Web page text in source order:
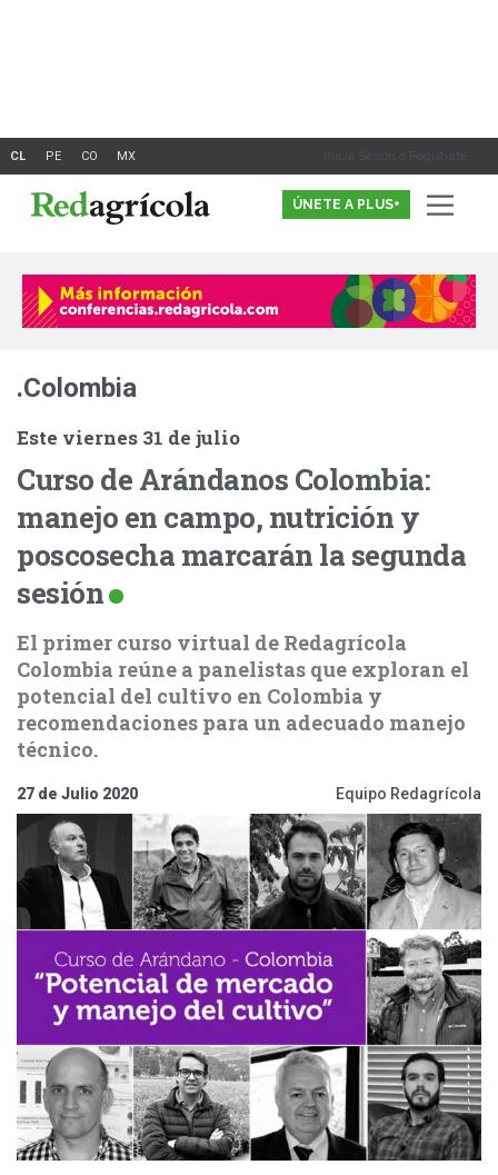
Inicia Sesión o Registrate
ÚNETE A PLUS+
.Colombia
Este viernes 31 de julio
Curso de Arándanos Colombia:
manejo en campo, nutrición y
poscosecha marcarán la segunda
sesión
El primer curso virtual de Redagrícola
Colombia reúne a panelistas que exploran el
potencial del cultivo en Colombia y
recomendaciones para un adecuado manejo
técnico.
27 de Julio 2020 Equipo Redagrícola